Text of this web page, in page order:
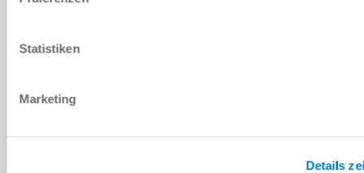
Statistiken
Marketing
Details
Download CAD-Daten